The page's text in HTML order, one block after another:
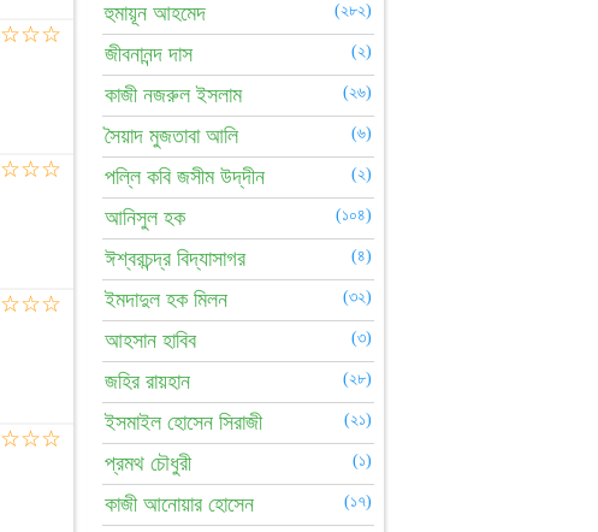
☆☆☆
☆☆☆
☆☆☆
☆☆☆
হুমায়ূন আহমেদ (২৮২)
জীবনানন্দ দাস (২)
কাজী নজরুল ইসলাম (২৬)
সৈয়াদ মুজতাবা আলি (৬)
পল্লি কবি জসীম উদ্‌দীন (২)
আনিসুল হক (১০৪)
ঈশ্বরচন্দ্র বিদ্যাসাগর (৪)
ইমদাদুল হক মিলন (৩২)
আহসান হাবিব (৩)
জহির রায়হান (২৮)
ইসমাইল হোসেন সিরাজী (২১)
প্রমথ চৌধুরী (১)
কাজী আনোয়ার হোসেন (১৭)